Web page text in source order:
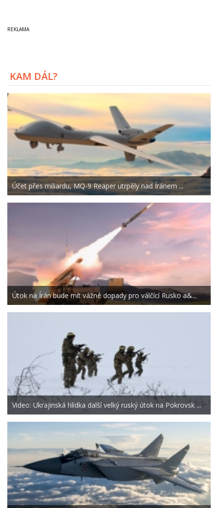
KAM DÁL?
Účet přes miliardu, MQ-9 Reaper utrpěly nad Íránem ...
Útok na Írán bude mít vážné dopady pro válčící Rusko a&...
Video: Ukrajinská hlídka další velký ruský útok na Pokrovsk ...